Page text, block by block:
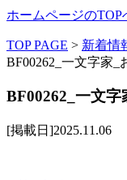
ホームページのTOP
TOP PAGE > 新着情
BF00262_一文字家_
BF00262_一文
[掲載日]2025.11.06